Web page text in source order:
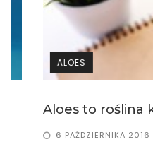
Aloes to roślina
6 PAŹDZIERNIKA 2016